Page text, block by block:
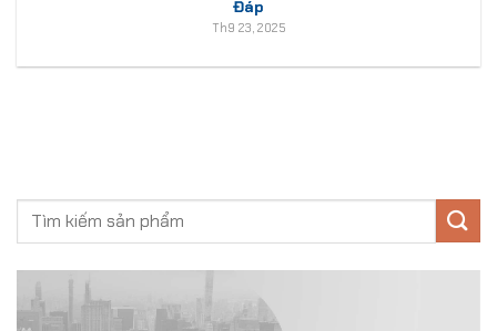
Đáp
Th9 23, 2025